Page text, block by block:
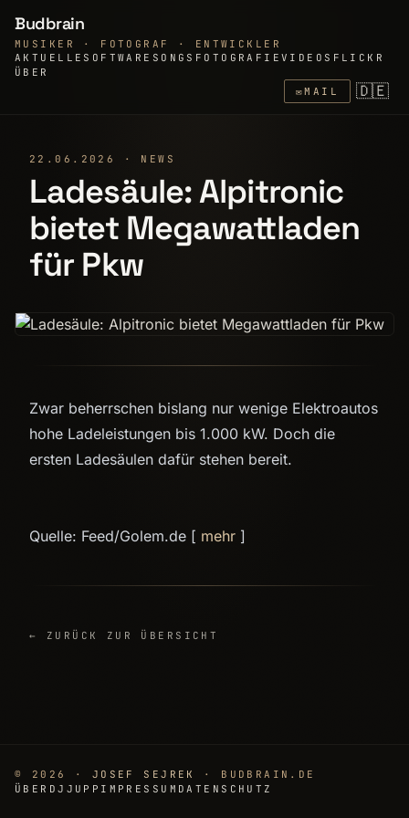
Budbrain
MUSIKER · FOTOGRAF · ENTWICKLER
AKTUELLE SOFTWARE SONGS FOTOGRAFIEVIDEOS FLICKR
ÜBER
✉MAIL 🇩🇪
22.06.2026 · NEWS
Ladesäule: Alpitronic
bietet Megawattladen
für Pkw
Zwar beherrschen bislang nur wenige Elektroautos
hohe Ladeleistungen bis 1.000 kW. Doch die
ersten Ladesäulen dafür stehen bereit.
Quelle: Feed/Golem.de [ mehr ]
← ZURÜCK ZUR ÜBERSICHT
© 2026 · JOSEF SEJREK
· BUDBRAIN.DE
ÜBER DJJUPP IMPRESSUM DATENSCHUTZ